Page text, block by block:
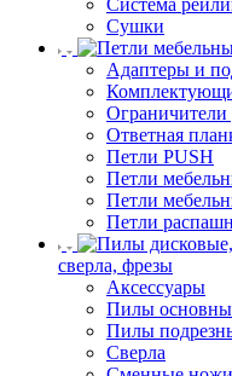
Система
Сушки
Адаптеры и
Ограничители
Ответная
Петли PUSH
Петли
Петли
Петли
сверла, фрезы
Аксессуары
Пилы
Пилы
Сверла